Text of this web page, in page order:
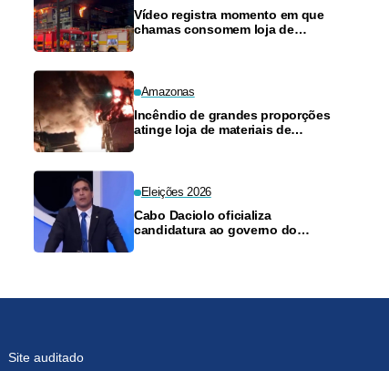
Vídeo registra momento em que
chamas consomem loja de
Amazonas
Incêndio de grandes proporções
atinge loja de materiais de
Eleições 2026
Cabo Daciolo oficializa
candidatura ao governo do
Site auditado